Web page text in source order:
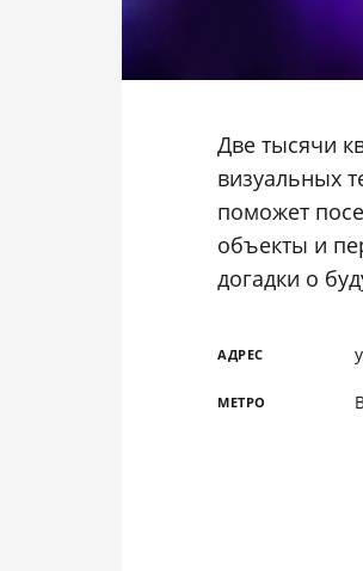
Две тысячи
визуальных
поможет
объекты и
догадки о
АДРЕС
МЕТРО